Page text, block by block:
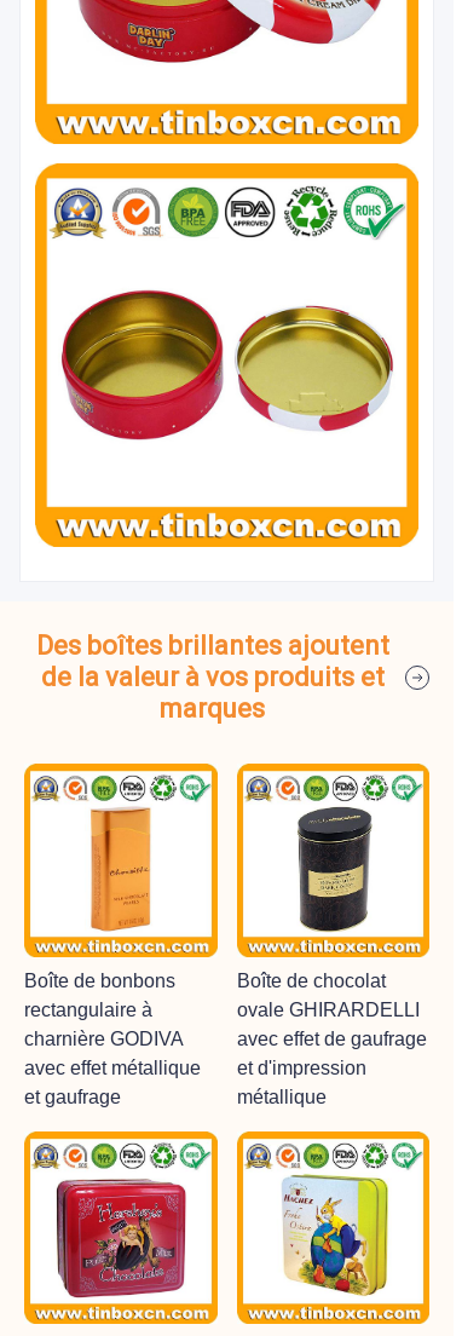
Des boîtes brillantes ajoutent
de la valeur à vos produits et
marques
Boîte de bonbons
rectangulaire à
charnière GODIVA
avec effet métallique
et gaufrage
Boîte de chocolat
ovale GHIRARDELLI
avec effet de gaufrage
et d'impression
métallique